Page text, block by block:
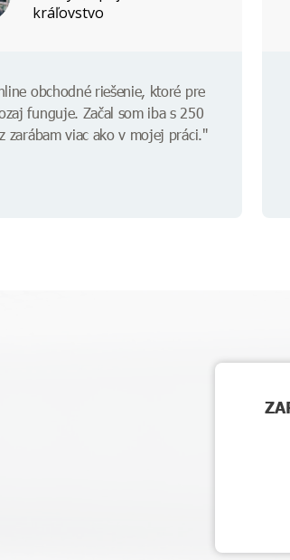
kráľovstvo
obchodné riešenie, ktoré pre
funguje. Začal som iba s 250
zarábam viac ako v mojej práci."